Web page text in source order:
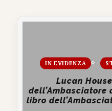
IN EVIDENZA
Lucan
dell’Ambasciatore
libro